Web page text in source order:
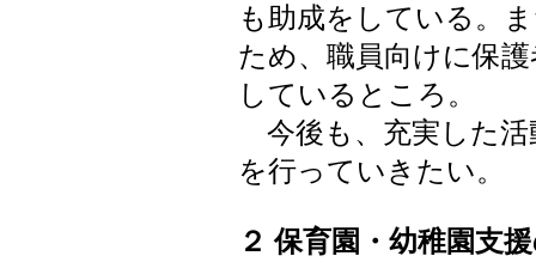
も助成をしている。
ため、職員向けに保
しているところ。
今後も、充実した活
を行っていきたい。
２ 保育園・幼稚園支